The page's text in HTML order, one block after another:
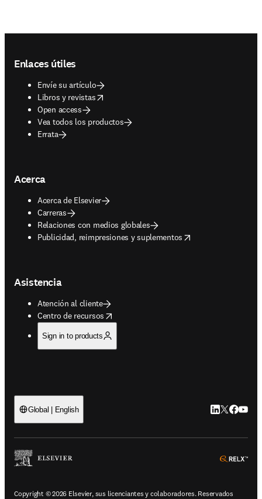
Enlaces útiles
Envíe su artículo
Libros y revistas
opens in new tab/window
Open access
Vea todos los productos
Errata
Acerca
Acerca de Elsevier
Carreras
Relaciones con medios globales
Publicidad, reimpresiones y suplementos
opens in new tab/window
Asistencia
Atención al cliente
Centro de recursos
opens in new tab/window
Sign in to products
Global | English LinkedIn se
Twitter se
Copyright © 2026 Elsevier, sus licenciantes y colaboradores. Reservados